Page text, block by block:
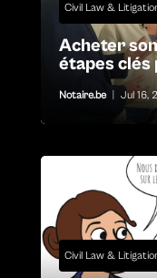
Civil Law &
Acheter
étapes
Notaire.be Jul 16,
Civil Law &